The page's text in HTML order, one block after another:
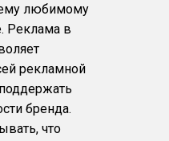
любимому
Реклама в
рекламной
бренда.
что